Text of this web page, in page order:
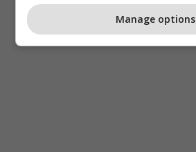
Manage options